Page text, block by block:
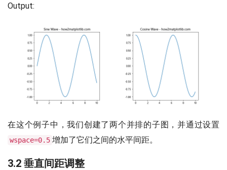
Output:
在这个例子中，我们创建了两个并排的子图，并通过设置
wspace=0.5 增加了它们之间的水平间距。
3.2 垂直间距调整